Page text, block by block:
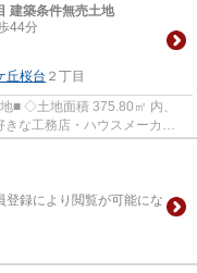
建築条件無売土地
44分
丘桜台 ２丁目
■ ◇土地面積 375.80㎡ 内、
な工務店・ハウスメーカー
ス ...
登録により閲覧が可能にな